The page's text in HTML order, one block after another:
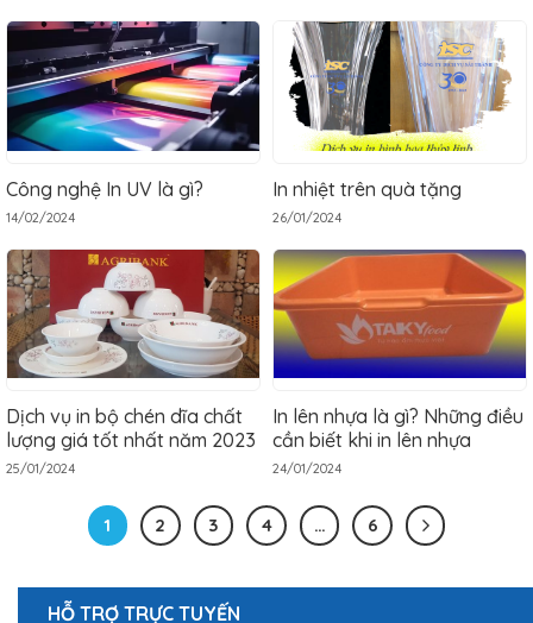
HỖ TRỢ TRỰC TUYẾN
Công nghệ In UV là gì?
14/02/2024
In nhiệt trên quà tặng
26/01/2024
Dịch vụ in bộ chén dĩa chất
lượng giá tốt nhất năm 2023
25/01/2024
In lên nhựa là gì? Những điều
cần biết khi in lên nhựa
24/01/2024
1 2 3 4 … 6